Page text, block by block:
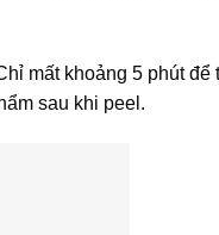
mất khoảng 5 phút để
sau khi peel.